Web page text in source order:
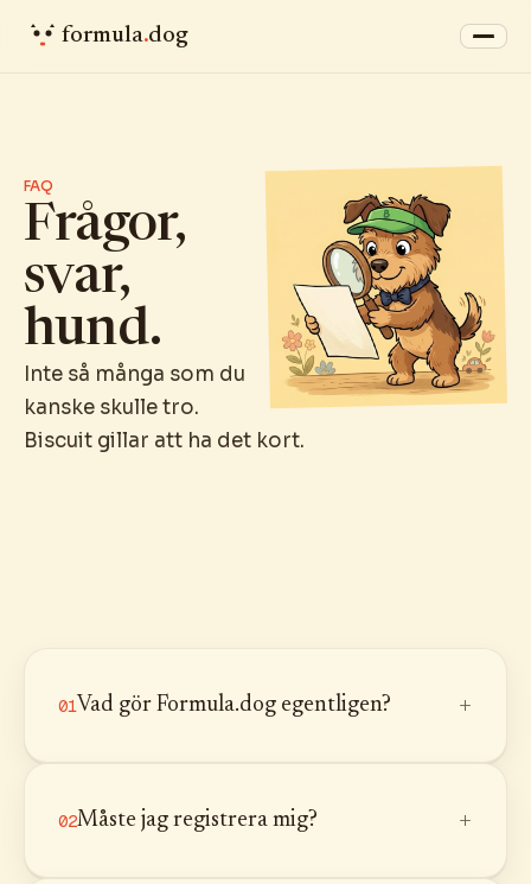
formula.dog
FAQ
Frågor,
svar,
hund.
Inte så många som du
kanske skulle tro.
Biscuit gillar att ha det kort.
01Vad gör Formula.dog egentligen? +
02Måste jag registrera mig? +